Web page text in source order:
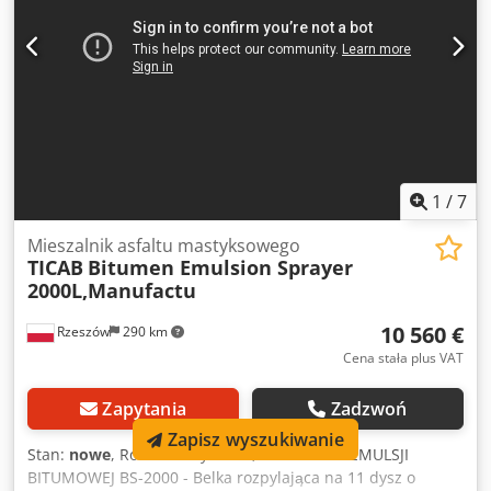
1 /7
Rzeszów 290 km
Mieszalnik asfaltu mastyksowego
TICAB Bitumen Emulsion Sprayer
2000L,Manufactu
10 560 €
Cena stała plus VAT
Zapytania Zadzwoń
Stan: nowe, Rok budowy: 2026
, ROZPYLACZ EMULSJI
BITUMOWEJ BS-2000 - Belka rozpylająca na 11 dysz o
Zapisz wyszukiwanie